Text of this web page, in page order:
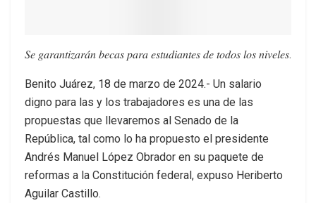
𝑆𝑒 𝑔𝑎𝑟𝑎𝑛𝑡𝑖𝑧𝑎𝑟𝑎́𝑛 𝑏𝑒𝑐𝑎𝑠 𝑝𝑎𝑟𝑎 𝑒𝑠𝑡𝑢𝑑𝑖𝑎𝑛𝑡𝑒𝑠 𝑑𝑒 𝑡𝑜𝑑𝑜𝑠 𝑙𝑜𝑠 𝑛𝑖𝑣𝑒𝑙𝑒𝑠.
Benito Juárez, 18 de marzo de 2024.- Un salario
digno para las y los trabajadores es una de las
propuestas que llevaremos al Senado de la
República, tal como lo ha propuesto el presidente
Andrés Manuel López Obrador en su paquete de
reformas a la Constitución federal, expuso Heriberto
Aguilar Castillo.